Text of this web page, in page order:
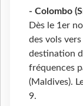
- Colombo
Dès le 1er
des vols
destination
fréquences
(Maldives).
9.